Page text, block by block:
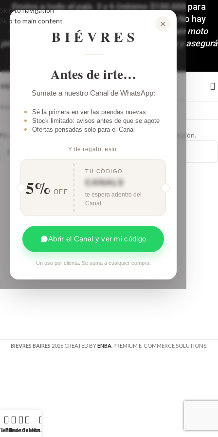
✕
BIÉVRES
Antes de irte…
Sumate a nuestro Canal de WhatsApp:
Sé la primera en ver las prendas nuevas
Stock limitado: avisos antes de que se agote
Ofertas pensadas solo para el Canal
Y de regalo, esto:
5% OFF
TU CÓDIGO
CANAL5
te espera adentro del
Canal
Abrir el Canal y ver mi código
Un uso por clienta. Se suma a cualquier compra.
Skip to navigation
Skip to main content
Envíos a todo el país. 3 y 6 (mínimo $100.000 para
accedera las 6 cuotas) cuotas sin interés, No hay
mínimo de compra!🚚Despachos y envíos en moto
programados: Martes y Viernes. ¡Comprá hoy y asegurá
tu look!
MENÚ
Inicio
No se han encontrado productos que coincidan con tu selección.
BIEVRES BAIRES 2026 CREATED BYENBA . PREMIUM E-COMMERCE SOLUTIONS.
Filtros
Lista de deseos
Carrito
Mi cuenta